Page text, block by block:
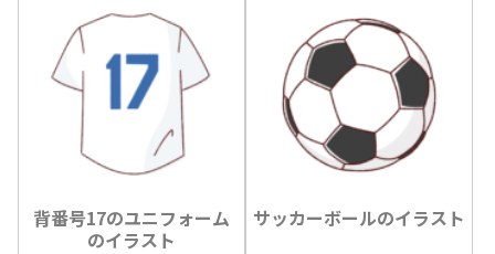
背番号17のユニフォーム
のイラスト
サッカーボールのイラスト